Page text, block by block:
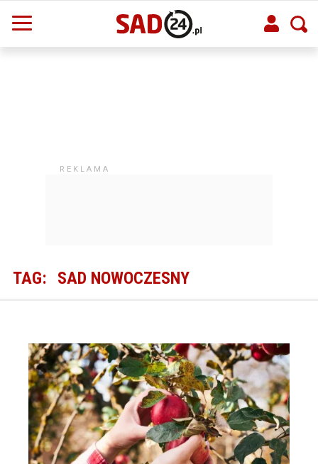
TAG: SAD NOWOCZESNY